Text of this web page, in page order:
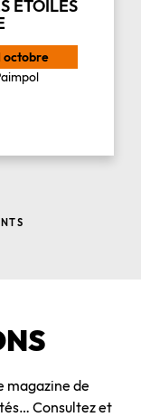
ÉTOILES
octobre
magazine de
Consultez et